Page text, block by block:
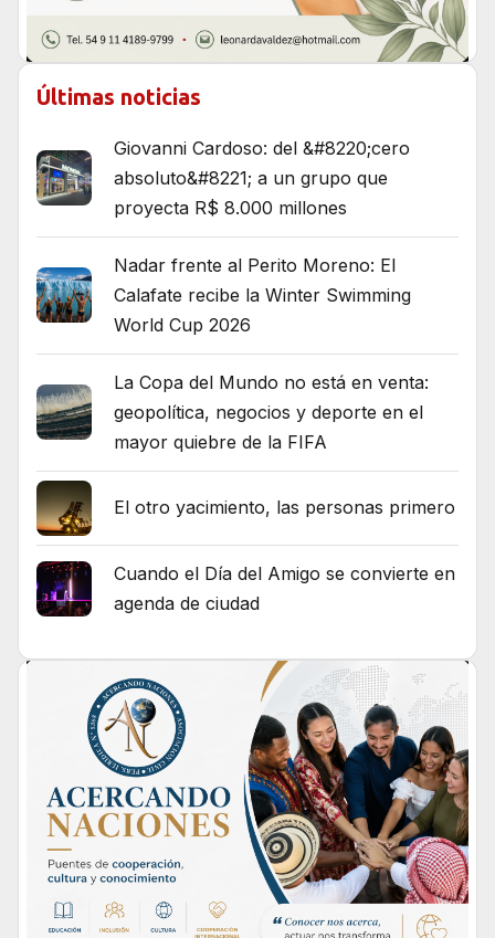
Últimas noticias
Giovanni Cardoso: del &#8220;cero
absoluto&#8221; a un grupo que
proyecta R$ 8.000 millones
Nadar frente al Perito Moreno: El
Calafate recibe la Winter Swimming
World Cup 2026
La Copa del Mundo no está en venta:
geopolítica, negocios y deporte en el
mayor quiebre de la FIFA
El otro yacimiento, las personas primero
Cuando el Día del Amigo se convierte en
agenda de ciudad